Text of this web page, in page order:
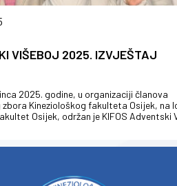
VIŠEBOJ 2025. IZVJEŠTAJ
2025. godine, u organizaciji članova
Kineziološkog fakulteta Osijek, na
Osijek, održan je KIFOS Adventski